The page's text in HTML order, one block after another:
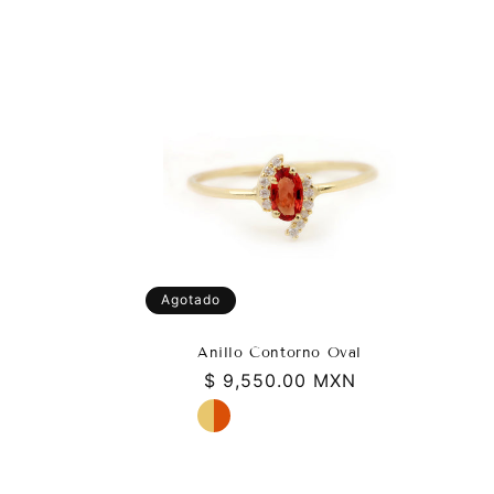
Agotado
Anillo Contorno Oval
Precio
habitual
$ 9,550.00 MXN